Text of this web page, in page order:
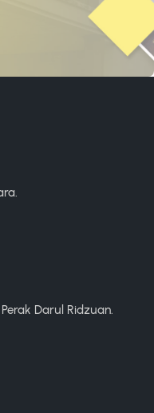
Darul Ridzuan.